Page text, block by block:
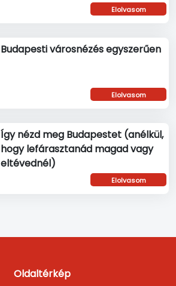
Elolvasom
Budapesti városnézés egyszerűen
Elolvasom
Így nézd meg Budapestet (anélkül,
hogy lefárasztanád magad vagy
eltévednél)
Elolvasom
Oldaltérkép